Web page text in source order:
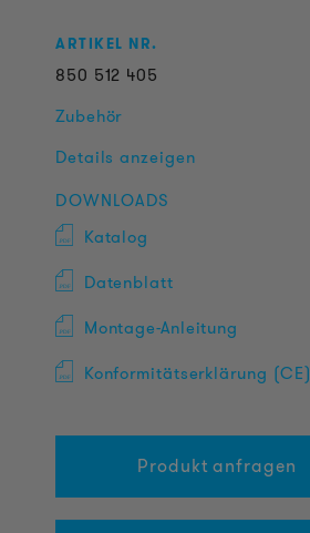
ARTIKEL NR.
850 512 405
Zubehör
Details anzeigen
DOWNLOADS
Katalog
Datenblatt
Montage-Anleitung
Konformitätserklärung (CE)
Produkt anfragen